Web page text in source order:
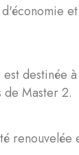
destinée
de Master 2.